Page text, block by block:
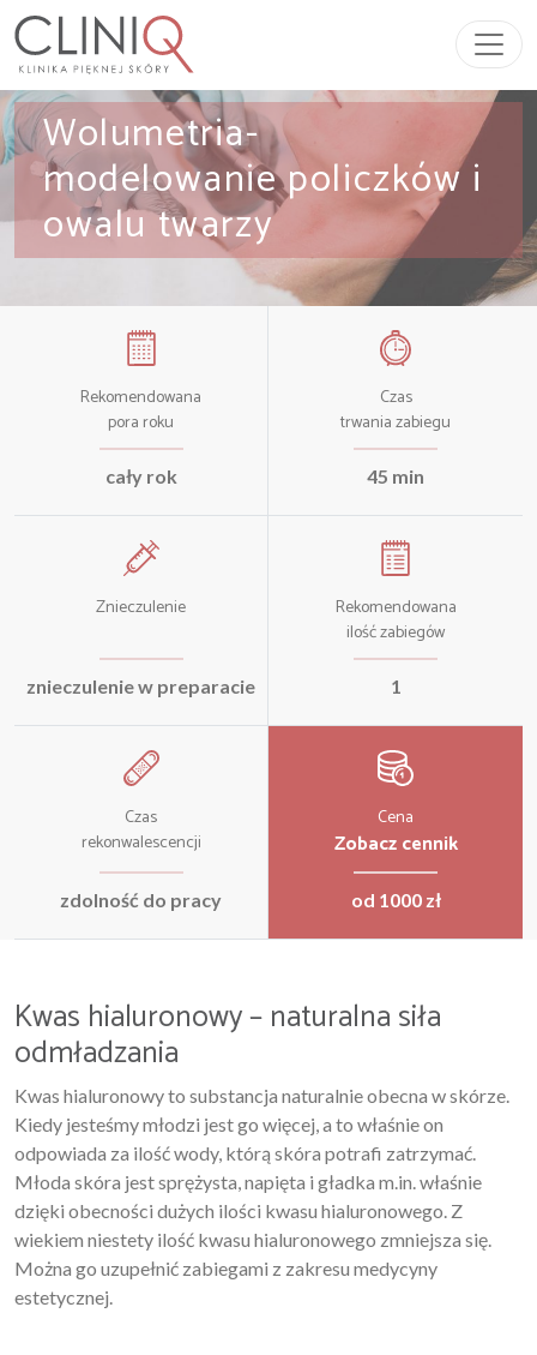
Main Navigation
Wolumetria-
modelowanie policzków i
owalu twarzy
Rekomendowana
pora roku
cały rok
Czas
trwania zabiegu
45 min
Znieczulenie
znieczulenie w preparacie
Rekomendowana
ilość zabiegów
1
Czas
rekonwalescencji
zdolność do pracy
Cena
Zobacz cennik
od 1000 zł
Kwas hialuronowy – naturalna siła
odmładzania
Kwas hialuronowy to substancja naturalnie obecna w skórze.
Kiedy jesteśmy młodzi jest go więcej, a to właśnie on
odpowiada za ilość wody, którą skóra potrafi zatrzymać.
Młoda skóra jest sprężysta, napięta i gładka m.in. właśnie
dzięki obecności dużych ilości kwasu hialuronowego. Z
wiekiem niestety ilość kwasu hialuronowego zmniejsza się.
Można go uzupełnić zabiegami z zakresu medycyny
estetycznej.